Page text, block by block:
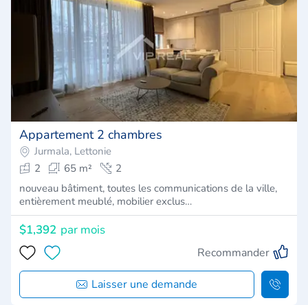
Appartement 2 chambres
Jurmala, Lettonie
2
65 m²
2
nouveau bâtiment, toutes les communications de la ville,
entièrement meublé, mobilier exclus…
$1,392 par mois
Recommander
Laisser une demande